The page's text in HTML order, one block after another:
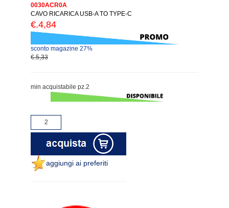
0030ACR0A
CAVO RICARICA USB-A TO TYPE-C
€.4,84
sconto magazine 27%
€.5,33
min acquistabile pz.2
aggiungi ai preferiti